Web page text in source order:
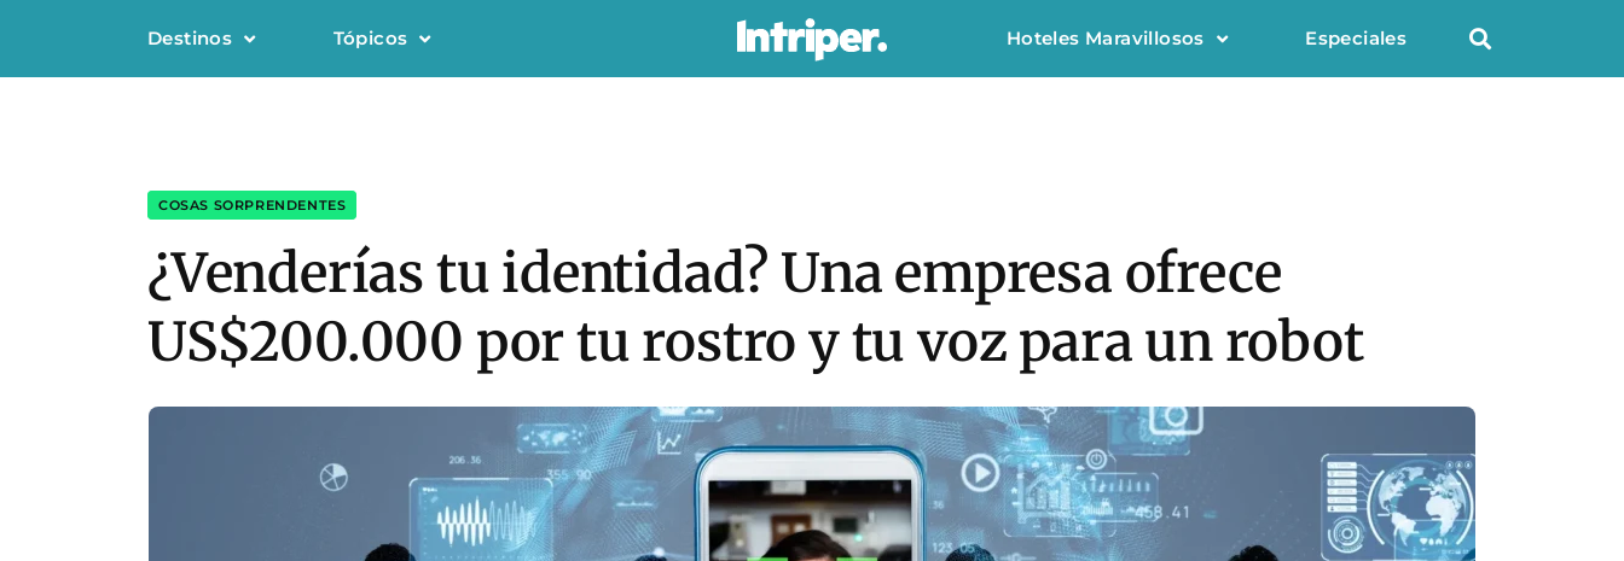
Destinos Tópicos Hoteles Maravillosos Especiales
COSAS SORPRENDENTES
¿Venderías tu identidad? Una empresa ofrece
US$200.000 por tu rostro y tu voz para un robot